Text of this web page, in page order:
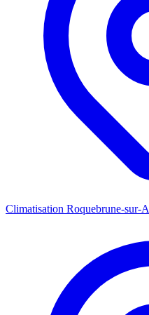
Climatisation Roquebrune-sur-